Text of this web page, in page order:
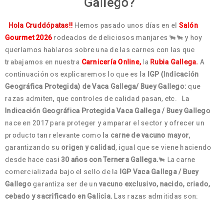
Hola Cruddópatas!! Hemos pasado unos días en el Salón
Gourmet 2026rodeados de deliciosos manjares 🐂🐂 y hoy
queríamos hablaros sobre una de las carnes con las que
trabajamos en nuestra Carnicería Online,la Rubia Gallega. A
continuación os explicaremos lo que es la
IGP (Indicación
Geográfica Protegida) de Vaca Gallega/ Buey Gallego: que
razas admiten, que controles de calidad pasan, etc. La
Indicación Geográfica Protegida Vaca Gallega / Buey Gallego
nace en 2017 para proteger y amparar el sector y ofrecer un
producto tan relevante como la carne de vacuno mayor,
garantizando su origen y calidad , igual que se viene haciendo
desde hace casi 30 años con Ternera Gallega.🐂 La carne
comercializada bajo el sello de la
IGP Vaca Gallega / Buey
Gallegogarantiza ser de un vacuno exclusivo, nacido, criado,
cebado y sacrificado en Galicia. Las razas admitidas son: